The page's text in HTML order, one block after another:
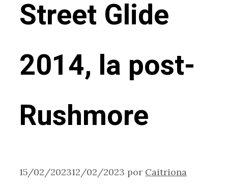
Street Glide
2014, la post-
Rushmore
15/02/202312/02/2023 por Caitriona